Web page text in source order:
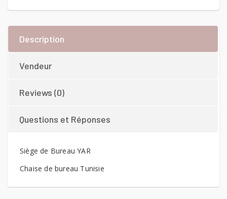
Description
Vendeur
Reviews (0)
Questions et Réponses
Siège de Bureau YAR
Chaise de bureau Tunisie